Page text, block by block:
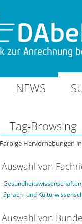
NEWS
Tag-Browsing
Farbige Hervorhebungen
Auswahl von
Sprach- und
Auswahl von